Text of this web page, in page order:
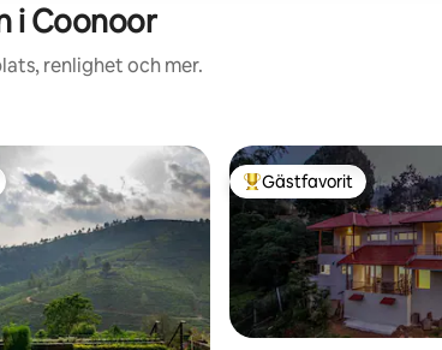
i Coonoor
renlighet och mer.
Populär gästfavorit
Gästfavorit